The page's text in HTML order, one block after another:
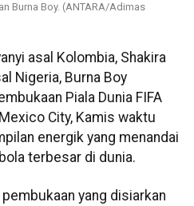
Burna Boy. (ANTARA/Adimas
asal Kolombia, Shakira
Nigeria, Burna Boy
Piala Dunia FIFA
City, Kamis waktu
energik yang menandai
terbesar di dunia.
yang disiarkan